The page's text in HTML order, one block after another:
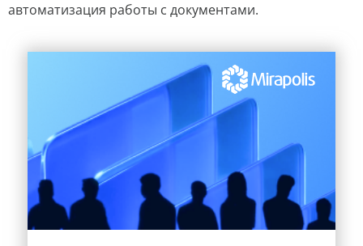
автоматизация работы с документами.